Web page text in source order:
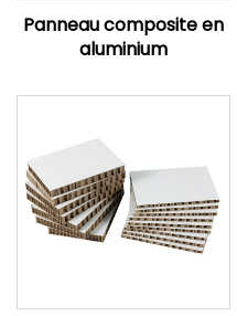
Panneau composite en
aluminium